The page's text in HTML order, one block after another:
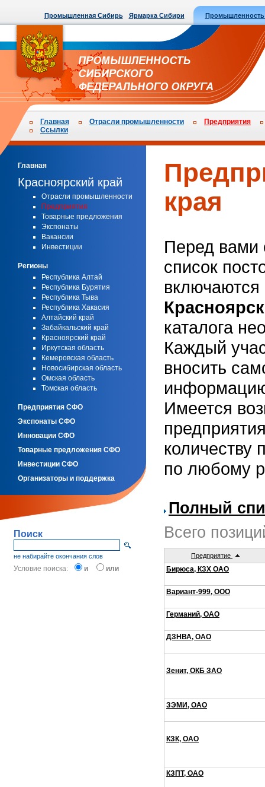
Промышленная Сибирь Ярмарка Сибири
Главная Отрасли промышленности
Предприятия
Ссылки
Главная
Красноярский край
Отрасли промышленности
Предприятия
Товарные предложения
Экспонаты
Вакансии
Инвестиции
Регионы
Республика Алтай
Республика Бурятия
Республика Тыва
Республика Хакасия
Алтайский край
Забайкальский край
Красноярский край
Иркутская область
Кемеровская область
Новосибирская область
Омская область
Томская область
Предприятия СФО
Экспонаты СФО
Инновации СФО
Товарные предложения СФО
Инвестиции СФО
Организаторы и поддержка
Поиск
не набирайте окончания слов
Условие поиска: и или
края
Перед вами
список
каталога
Каждый
вносить
Имеется
количеству
по любому
Полный
Всего
Предприятие
Бирюса, КЗХ ОАО
Вариант-999, ООО
Германий, ОАО
ДЗНВА, ОАО
Зенит, ОКБ ЗАО
ЗЭМИ, ОАО
КЗК, ОАО
КЗПТ, ОАО